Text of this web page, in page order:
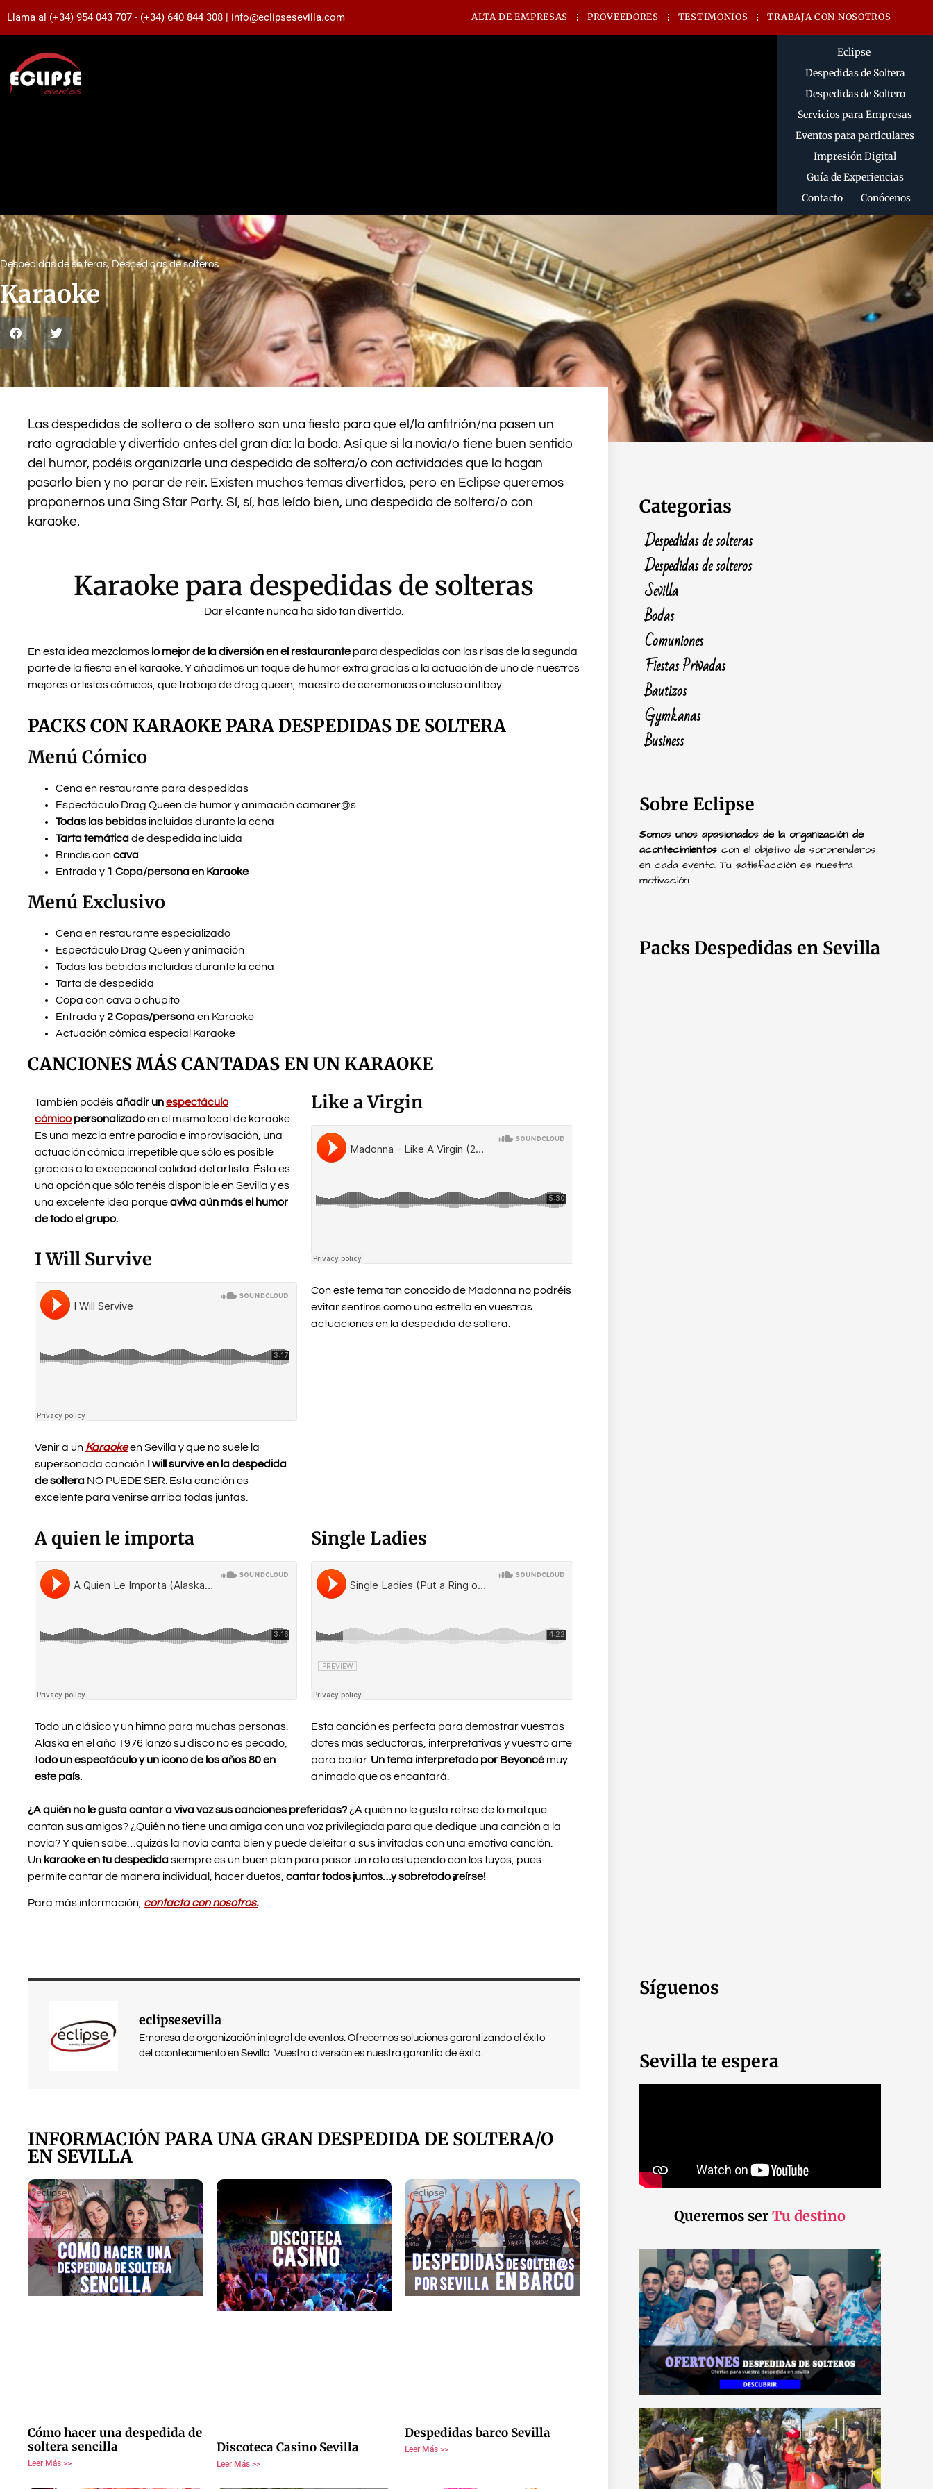
Llama al (+34) 954 043 707 - (+34) 640 844 308 | info@eclipsesevilla.com ALTA DE EMPRESAS PROVEEDORES TESTIMONIOS TRABAJA CON NOSOTROS
Eclipse
Despedidas de Soltera
Despedidas de Soltero
Servicios para Empresas
Eventos para particulares
Impresión Digital
Guía de Experiencias
Contacto
Conócenos
Despedidas de solteras, Despedidas de solteros
Karaoke
Las despedidas de soltera o de soltero son una fiesta para que el/la anfitrión/na pasen un
rato agradable y divertido antes del gran día: la boda. Así que si la novia/o tiene buen sentido
del humor, podéis organizarle una despedida de soltera/o con actividades que la hagan
pasarlo bien y no parar de reír. Existen muchos temas divertidos, pero en Eclipse queremos
proponernos una Sing Star Party. Sí, sí, has leído bien, una despedida de soltera/o con
karaoke.
Karaoke para despedidas de solteras
Dar el cante nunca ha sido tan divertido.
En esta idea mezclamos lo mejor de la diversión en el restaurantepara despedidas con las risas de la segunda
parte de la fiesta en el karaoke. Y añadimos un toque de humor extra gracias a la actuación de uno de nuestros
mejores artistas cómicos, que trabaja de drag queen, maestro de ceremonias o incluso antiboy.
PACKS CON KARAOKE PARA DESPEDIDAS DE SOLTERA
Menú Cómico
Cena en restaurante para despedidas
Espectáculo Drag Queen de humor y animación camarer@s
Todas las bebidas incluidas durante la cena
Tarta temáticade despedida incluida
Brindis concava
Entrada y 1 Copa/persona en Karaoke
Menú Exclusivo
Cena en restaurante especializado
Espectáculo Drag Queen y animación
Todas las bebidas incluidas durante la cena
Tarta de despedida
Copa con cava o chupito
Entrada y2 Copas/personaen Karaoke
Actuación cómica especial Karaoke
CANCIONES MÁS CANTADAS EN UN KARAOKE
También podéisañadir unespectáculo
cómico personalizadoen el mismo local de karaoke.
Es una mezcla entre parodia e improvisación, una
actuación cómica irrepetible que sólo es posible
gracias a la excepcional calidad del artista. Ésta es
una opción que sólo tenéis disponible en Sevilla y es
una excelente idea porqueaviva aún más el humor
de todo el grupo.
I Will Survive
Venir a un Karaokeen Sevilla y que no suele la
supersonada canción I will survive en la despedida
de soltera NO PUEDE SER. Esta canción es
excelente para venirse arriba todas juntas.
Like a Virgin
Con este tema tan conocido de Madonna no podréis
evitar sentiros como una estrella en vuestras
actuaciones en la despedida de soltera.
A quien le importa
Todo un clásico y un himno para muchas personas.
Alaska en el año 1976 lanzó su disco no es pecado,
todo un espectáculo y un icono de los años 80 en
este país.
Single Ladies
Esta canción es perfecta para demostrar vuestras
dotes más seductoras, interpretativas y vuestro arte
para bailar. Un tema interpretado por Beyoncémuy
animado que os encantará.
¿A quién no le gusta cantar a viva voz sus canciones preferidas?¿A quién no le gusta reírse de lo mal que
cantan sus amigos? ¿Quién no tiene una amiga con una voz privilegiada para que dedique una canción a la
novia? Y quien sabe…quizás la novia canta bien y puede deleitar a sus invitadas con una emotiva canción.
Un karaoke en tu despedidasiempre es un buen plan para pasar un rato estupendo con los tuyos, pues
permite cantar de manera individual, hacer duetos, cantar todos juntos…y sobretodo ¡reírse!
Para más información, contacta con nosotros.
eclipsesevilla
Empresa de organización integral de eventos. Ofrecemos soluciones garantizando el éxito
del acontecimiento en Sevilla. Vuestra diversión es nuestra garantía de éxito.
INFORMACIÓN PARA UNA GRAN DESPEDIDA DE SOLTERA/O
EN SEVILLA
Cómo hacer una despedida de
soltera sencilla
Leer Más >>
Discoteca Casino Sevilla
Leer Más >>
Despedidas barco Sevilla
Leer Más >>
Categorias
Despedidas de solteras
Despedidas de solteros
Sevilla
Bodas
Comuniones
Fiestas Privadas
Bautizos
Gymkanas
Business
Sobre Eclipse
Somos unos apasionados de la organización de
acontecimientos con el objetivo de sorprenderos
en cada evento. Tu satisfacción es nuestra
motivación.
Packs Despedidas en Sevilla
Síguenos
Sevilla te espera
Queremos ser Tu destino